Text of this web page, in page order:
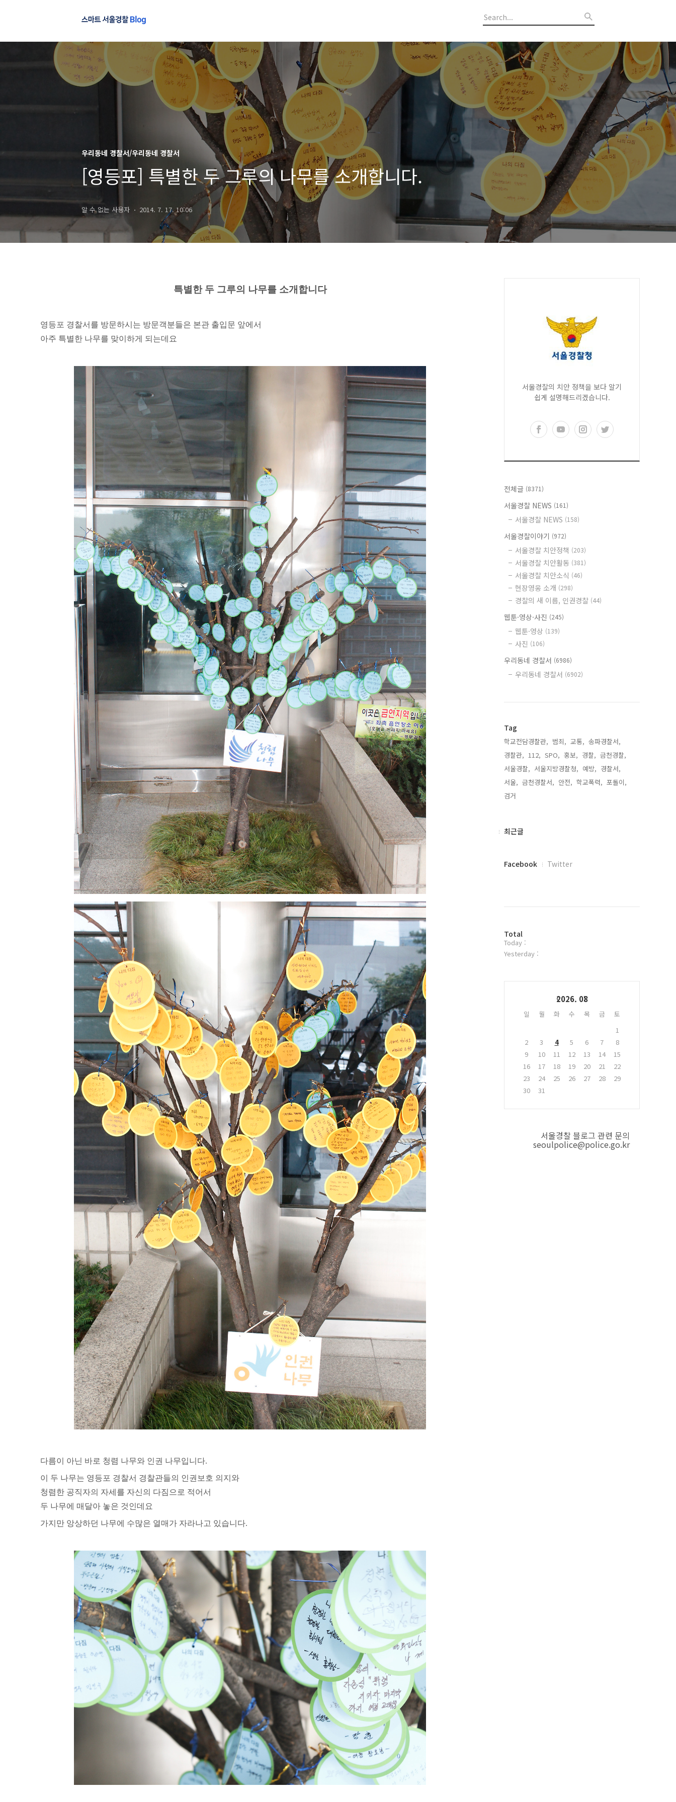
우리동네 경찰서/우리동네 경찰서
[영등포] 특별한 두 그루의 나무를 소개합니다.
알 수 없는 사용자 2014. 7. 17. 10:06
특별한 두 그루의 나무를 소개합니다
영등포 경찰서를 방문하시는 방문객분들은 본관 출입문 앞에서
아주 특별한 나무를 맞이하게 되는데요
다름이 아닌 바로 청렴 나무와 인권 나무입니다.
이 두 나무는 영등포 경찰서 경찰관들의 인권보호 의지와
청렴한 공직자의 자세를 자신의 다짐으로 적어서
두 나무에 매달아 놓은 것인데요
가지만 앙상하던 나무에 수많은 열매가 자라나고 있습니다.
서울경찰의 치안 정책을 보다 알기
쉽게 설명해드리겠습니다.
전체글 (8371)
서울경찰 NEWS (161)
서울경찰 NEWS (158)
서울경찰이야기 (972)
서울경찰 치안정책 (203)
서울경찰 치안활동 (381)
서울경찰 치안소식 (46)
현장영웅 소개 (298)
경찰의 새 이름, 인권경찰 (44)
웹툰·영상·사진 (245)
웹툰·영상 (139)
사진 (106)
우리동네 경찰서 (6986)
우리동네 경찰서 (6902)
Tag
학교전담경찰관, 범죄, 교통, 송파경찰서,
경찰관, 112, SPO, 홍보, 경찰, 금천경찰,
서울경찰, 서울지방경찰청, 예방, 경찰서,
서울, 금천경찰서, 안전, 학교폭력, 포돌이,
검거,
최
최근글
페
플
러
그
Facebook Twitter
방
문
자
Total
Today :
Yesterday :
2026. 08
일 월 화 수 목 금
토
1
2
3 4 5 6 7
8
9
10 11 12 13 14
15
16
17 18 19 20 21
22
23
24 25 26 27 28
29
30
31
서울경찰 블로그 관련 문의
seoulpolice@police.go.kr